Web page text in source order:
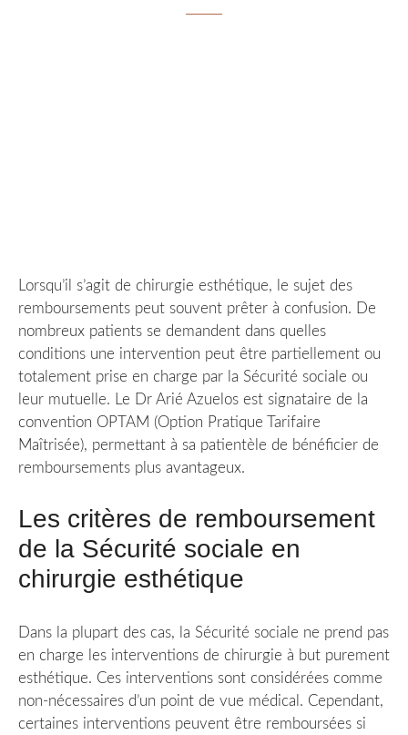
Lorsqu’il s’agit de chirurgie esthétique, le sujet des
remboursements peut souvent prêter à confusion. De
nombreux patients se demandent dans quelles
conditions une intervention peut être partiellement ou
totalement prise en charge par la Sécurité sociale ou
leur mutuelle. Le Dr Arié Azuelos est signataire de la
convention OPTAM (Option Pratique Tarifaire
Maîtrisée), permettant à sa patientèle de bénéficier de
remboursements plus avantageux.
Les critères de remboursement
de la Sécurité sociale en
chirurgie esthétique
Dans la plupart des cas, la Sécurité sociale ne prend pas
en charge les interventions de chirurgie à but purement
esthétique. Ces interventions sont considérées comme
non-nécessaires d’un point de vue médical. Cependant,
certaines interventions peuvent être remboursées si